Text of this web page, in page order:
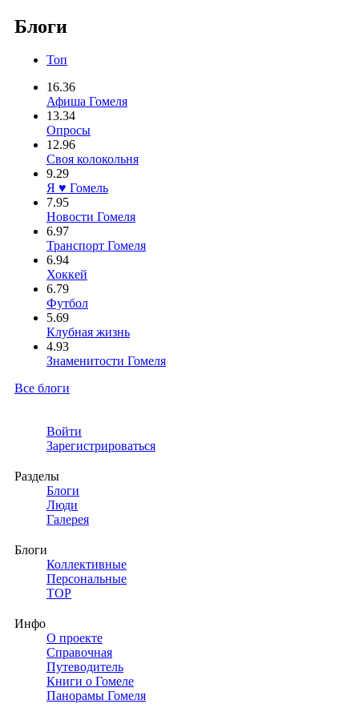
Блоги
Топ
16.36
Афиша Гомеля
13.34
Опросы
12.96
Своя колокольня
9.29
Я ♥ Гомель
7.95
Новости Гомеля
6.97
Транспорт Гомеля
6.94
Хоккей
6.79
Футбол
5.69
Клубная жизнь
4.93
Знаменитости Гомеля
Все блоги
Войти
Зарегистрироваться
Разделы
Блоги
Люди
Галерея
Блоги
Коллективные
Персональные
TOP
Инфо
О проекте
Справочная
Путеводитель
Книги о Гомеле
Панорамы Гомеля